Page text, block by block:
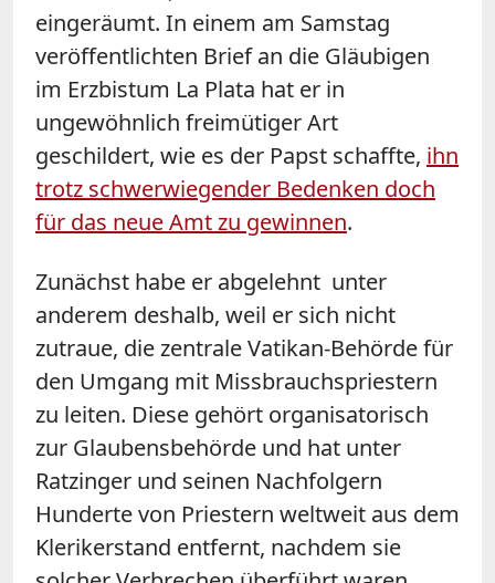
eingeräumt. In einem am Samstag
veröffentlichten Brief an die Gläubigen
im Erzbistum La Plata hat er in
ungewöhnlich freimütiger Art
geschildert, wie es der Papst schaffte, ihn
trotz schwerwiegender Bedenken doch
für das neue Amt zu gewinnen.
Zunächst habe er abgelehnt unter
anderem deshalb, weil er sich nicht
zutraue, die zentrale Vatikan-Behörde für
den Umgang mit Missbrauchspriestern
zu leiten. Diese gehört organisatorisch
zur Glaubensbehörde und hat unter
Ratzinger und seinen Nachfolgern
Hunderte von Priestern weltweit aus dem
Klerikerstand entfernt, nachdem sie